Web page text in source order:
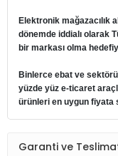
Elektronik mağazacılık
dönemde iddialı olarak
bir markası olma
Binlerce ebat ve
yüzde yüz e-ticaret
ürünleri en uygun fiyata
Garanti ve